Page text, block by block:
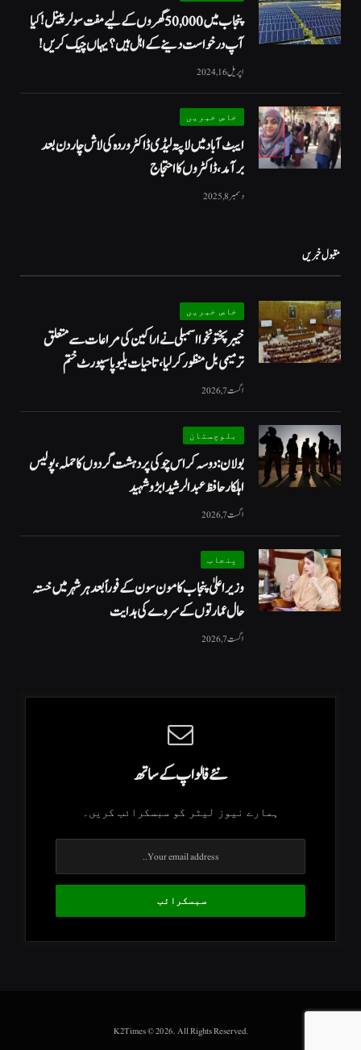
پنجاب میں 50,000 گھروں کے لیے مفت سولر پینل! کیا
آپ درخواست دینے کے اہل ہیں؟ یہاں چیک کریں!
اپریل 16, 2024
خاص خبریں
ایبٹ آباد میں لاپتہ لیڈی ڈاکٹر وردہ کی لاش چار دن بعد
برآمد، ڈاکٹروں کا احتجاج
دسمبر 8, 2025
مقبول خبریں
خاص خبریں
خیبرپختونخوا اسمبلی نے اراکین کی مراعات سے متعلق
ترمیمی بل منظور کر لیا، تاحیات بلیو پاسپورٹ ختم
اگست 7, 2026
بلوچستان
بولان: دوسہ کراس چوکی پر دہشت گردوں کا حملہ، پولیس
اہلکار حافظ عبدالرشید ابڑو شہید
اگست 7, 2026
پنجاب
وزیراعلیٰ پنجاب کا مون سون کے فوراً بعد ہر شہر میں خستہ
حال عمارتوں کے سروے کی ہدایت
اگست 7, 2026
نئے فالو اپ کے ساتھ
ہمارے نیوز لیٹر کو سبسکرائب کریں۔
.K2Times © 2026. All Rights Reserved